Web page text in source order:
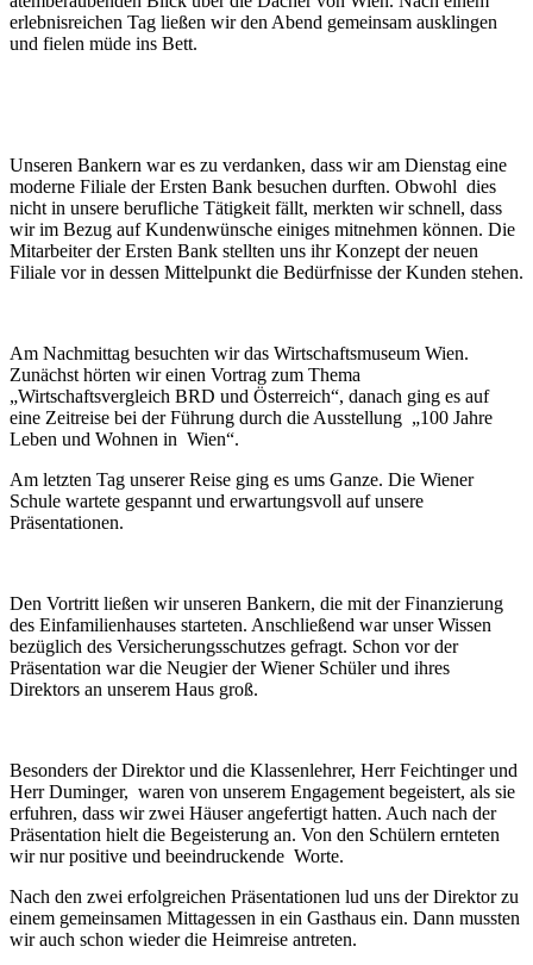
erlebnisreichen Tag ließen wir den Abend gemeinsam ausklingen
und fielen müde ins Bett.
Unseren Bankern war es zu verdanken, dass wir am Dienstag eine
moderne Filiale der Ersten Bank besuchen durften. Obwohl dies
nicht in unsere berufliche Tätigkeit fällt, merkten wir schnell, dass
wir im Bezug auf Kundenwünsche einiges mitnehmen können. Die
Mitarbeiter der Ersten Bank stellten uns ihr Konzept der neuen
Filiale vor in dessen Mittelpunkt die Bedürfnisse der Kunden stehen.
Am Nachmittag besuchten wir das Wirtschaftsmuseum Wien.
Zunächst hörten wir einen Vortrag zum Thema
„Wirtschaftsvergleich BRD und Österreich“, danach ging es auf
eine Zeitreise bei der Führung durch die Ausstellung „100 Jahre
Leben und Wohnen in Wien“.
Am letzten Tag unserer Reise ging es ums Ganze. Die Wiener
Schule wartete gespannt und erwartungsvoll auf unsere
Präsentationen.
Den Vortritt ließen wir unseren Bankern, die mit der Finanzierung
des Einfamilienhauses starteten. Anschließend war unser Wissen
bezüglich des Versicherungsschutzes gefragt. Schon vor der
Präsentation war die Neugier der Wiener Schüler und ihres
Direktors an unserem Haus groß.
Besonders der Direktor und die Klassenlehrer, Herr Feichtinger und
Herr Duminger, waren von unserem Engagement begeistert, als sie
erfuhren, dass wir zwei Häuser angefertigt hatten. Auch nach der
Präsentation hielt die Begeisterung an. Von den Schülern ernteten
wir nur positive und beeindruckende Worte.
Nach den zwei erfolgreichen Präsentationen lud uns der Direktor zu
einem gemeinsamen Mittagessen in ein Gasthaus ein. Dann mussten
wir auch schon wieder die Heimreise antreten.